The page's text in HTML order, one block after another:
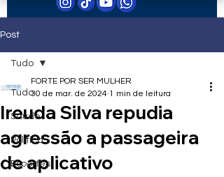
Post
Tudo
Saúde
Política
Esportes
Tudo
Ireuda Silva repudia
agressão a passageira
de aplicativo
FORTE POR SER MULHER
30 de mar. de 2024 1 min de leitura